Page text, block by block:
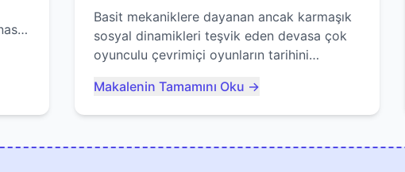
Basit mekaniklere dayanan ancak karmaşık
sosyal dinamikleri teşvik eden devasa çok
oyunculu çevrimiçi oyunların tarihini
bakıyoruz...
Makalenin Tamamını Oku →